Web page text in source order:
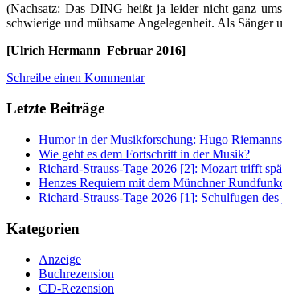
(Nachsatz: Das DING heißt ja leider nicht ganz
schwierige und mühsame Angelegenheit. Als
[Ulrich Hermann Februar 2016]
Schreibe einen Kommentar
Letzte Beiträge
Humor in der Musikforschung: Hugo
Wie geht es dem Fortschritt in der Musik?
Richard-Strauss-Tage 2026 [2]: Mozart trifft
Henzes Requiem mit dem Münchner
Richard-Strauss-Tage 2026 [1]: Schulfugen
Kategorien
Anzeige
Buchrezension
CD-Rezension